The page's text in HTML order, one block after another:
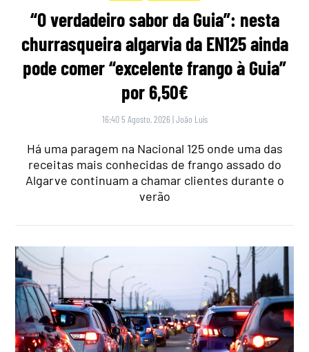
“O verdadeiro sabor da Guia”: nesta
churrasqueira algarvia da EN125 ainda
pode comer “excelente frango à Guia”
por 6,50€
16:40 5 Agosto, 2026 |João Luís
Há uma paragem na Nacional 125 onde uma das
receitas mais conhecidas de frango assado do
Algarve continuam a chamar clientes durante o
verão